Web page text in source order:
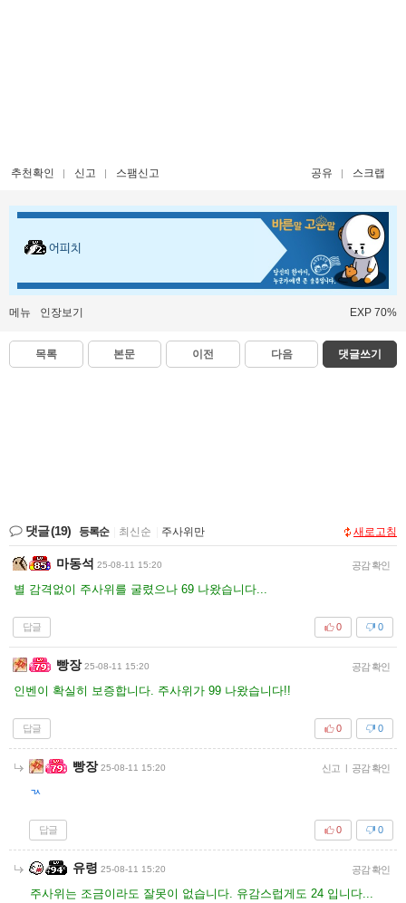
추천확인 신고 스팸신고 공유 스크랩
어피치
메뉴 인장보기 EXP 70%
목록 본문 이전 다음 댓글쓰기
댓글(19) 등록순 최신순 주사위만 새로고침
마동석 25-08-11 15:20 공감 확인
별 감격없이 주사위를 굴렸으나 69 나왔습니다...
답글 0
0
빵장 25-08-11 15:20 공감 확인
인벤이 확실히 보증합니다. 주사위가 99 나왔습니다!!
답글 0
0
빵장 25-08-11 15:20 신고 | 공감 확인
ㄳ
답글 0
0
유령 25-08-11 15:20 공감 확인
주사위는 조금이라도 잘못이 없습니다. 유감스럽게도 24 입니다...